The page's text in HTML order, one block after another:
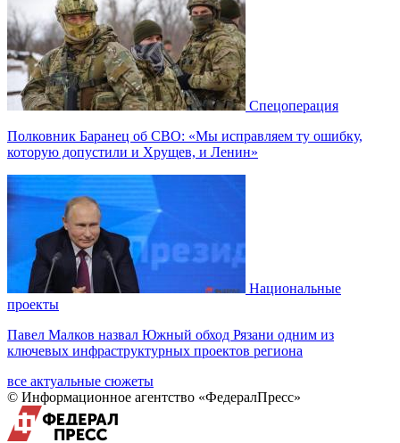
Спецоперация
Полковник Баранец об СВО: «Мы исправляем ту ошибку,
которую допустили и Хрущев, и Ленин»
Национальные
проекты
Павел Малков назвал Южный обход Рязани одним из
ключевых инфраструктурных проектов региона
все актуальные сюжеты
© Информационное агентство «ФедералПресс»